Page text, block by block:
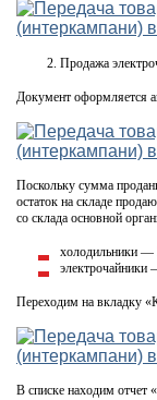
Продажа
Документ оформляется
Поскольку сумма
остаток на складе
со склада основной
холодильники —
электрочайники
Переходим на вкладку
В списке находим отчет